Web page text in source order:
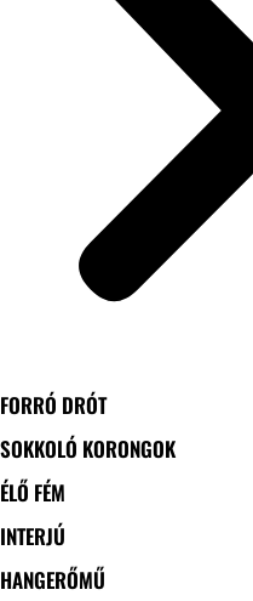
FORRÓ DRÓT
SOKKOLÓ KORONGOK
ÉLŐ FÉM
INTERJÚ
HANGERŐMŰ